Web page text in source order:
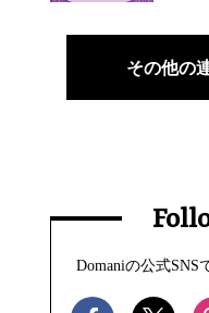
その他の
Domaniの公式SNS